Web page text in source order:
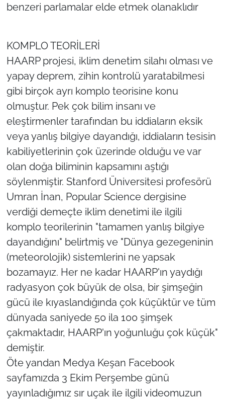
benzeri parlamalar elde etmek olanaklıdır
KOMPLO TEORİLERİ
HAARP projesi, iklim denetim silahı olması ve
yapay deprem, zihin kontrolü yaratabilmesi
gibi birçok ayrı komplo teorisine konu
olmuştur. Pek çok bilim insanı ve
eleştirmenler tarafından bu iddiaların eksik
veya yanlış bilgiye dayandığı, iddiaların tesisin
kabiliyetlerinin çok üzerinde olduğu ve var
olan doğa biliminin kapsamını aştığı
söylenmiştir. Stanford Üniversitesi profesörü
Umran İnan, Popular Science dergisine
verdiği demeçte iklim denetimi ile ilgili
komplo teorilerinin "tamamen yanlış bilgiye
dayandığını" belirtmiş ve "Dünya gezegeninin
(meteorolojik) sistemlerini ne yapsak
bozamayız. Her ne kadar HAARP'ın yaydığı
radyasyon çok büyük de olsa, bir şimşeğin
gücü ile kıyaslandığında çok küçüktür ve tüm
dünyada saniyede 50 ila 100 şimşek
çakmaktadır, HAARP'ın yoğunluğu çok küçük"
demiştir.
Öte yandan Medya Keşan Facebook
sayfamızda 3 Ekim Perşembe günü
yayınladığımız sır uçak ile ilgili videomuzun